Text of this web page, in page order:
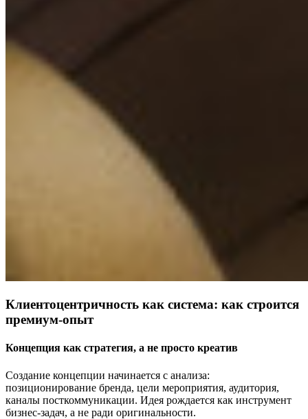
Клиентоцентричность как система: как строится
премиум-опыт
Концепция как стратегия, а не просто креатив
Создание концепции начинается с анализа:
позиционирование бренда, цели мероприятия, аудитория,
каналы посткоммуникации. Идея рождается как инструмент
бизнес-задач, а не ради оригинальности.